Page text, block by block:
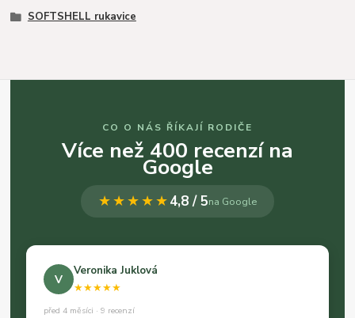
SOFTSHELL rukavice
CO O NÁS ŘÍKAJÍ RODIČE
Více než 400 recenzí na
Google
★★★★★4,8 / 5na Google
V
Veronika Juklová
★★★★★
před 4 měsíci · 9 recenzí